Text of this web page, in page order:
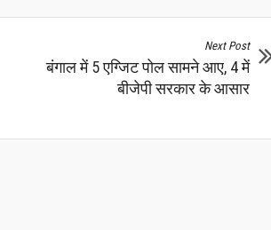
Next Post
बंगाल में 5 एग्जिट पोल सामने आए, 4 में
बीजेपी सरकार के आसार